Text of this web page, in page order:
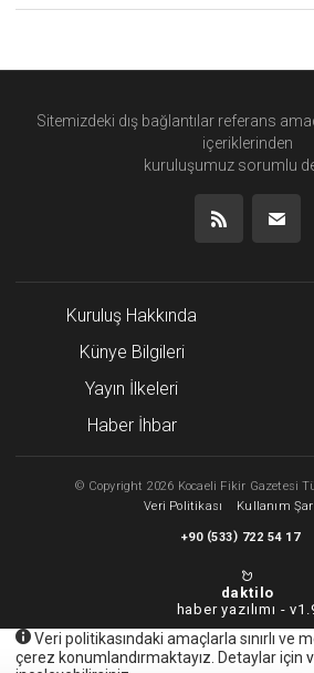
Sitemizdeki dış bağlantılar referans
içeriklerinden
kuruluşumuz sorumlu
Kuruluş Hakkında
Künye Bilgileri
Yayın İlkeleri
Haber İhbar
© Copyright 2026 Kocaeli Fikir Gazetesi
Veri Politikası
Kullanım
+90 (533) 722 54 17
daktilo
haber yazılımı -
Veri politikasındaki amaçlarla sınırlı ve
çerez konumlandırmaktayız. Detaylar için